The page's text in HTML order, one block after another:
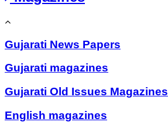
Gujarati News Papers
Gujarati magazines
Gujarati Old Issues Magazines
English magazines